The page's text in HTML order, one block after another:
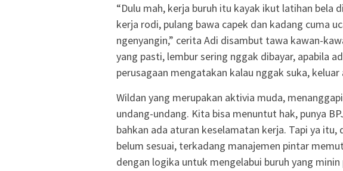
“Dulu mah, kerja buruh itu kayak ikut latihan bela
kerja rodi, pulang bawa capek dan kadang cuma
ngenyangin,” cerita Adi disambut tawa kawan-
yang pasti, lembur sering nggak dibayar, apabila
perusagaan mengatakan kalau nggak suka, keluar
Wildan yang merupakan aktivia muda,
undang-undang. Kita bisa menuntut hak, punya
bahkan ada aturan keselamatan kerja. Tapi ya itu,
belum sesuai, terkadang manajemen pintar
dengan logika untuk mengelabui buruh yang minin